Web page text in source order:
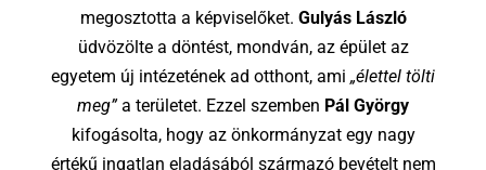
megosztotta a képviselőket. Gulyás László
üdvözölte a döntést, mondván, az épület az
egyetem új intézetének ad otthont, ami „élettel tölti
meg”a területet. Ezzel szemben Pál György
kifogásolta, hogy az önkormányzat egy nagy
értékű ingatlan eladásából származó bevételt nem